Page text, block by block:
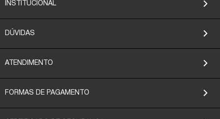
INSTITUCIONAL
DÚVIDAS
ATENDIMENTO
FORMAS DE PAGAMENTO